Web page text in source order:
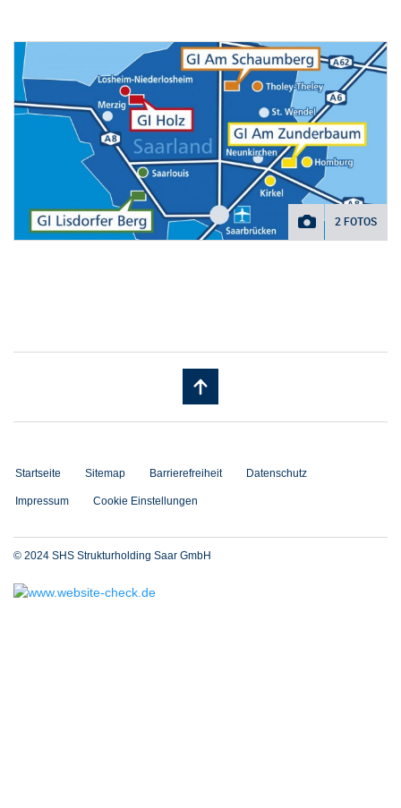
2 FOTOS
Startseite Sitemap Barrierefreiheit Datenschutz
Impressum Cookie Einstellungen
© 2024 SHS Strukturholding Saar GmbH